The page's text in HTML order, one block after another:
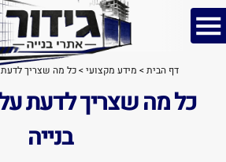
דף הבית> מידע מקצועי>כל מה שצריך לדעת
כל מה שצריך לדעת על
בנייה